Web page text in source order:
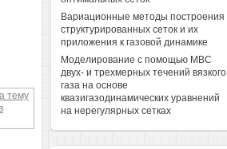
Вариационные методы построения
структурированных сеток и их
приложения к газовой динамике
Моделирование с помощью МВС
двух- и трехмерных течений вязкого
газа на основе
квазигазодинамических уравнений
на нерегулярных сетках